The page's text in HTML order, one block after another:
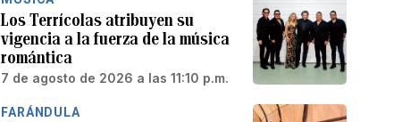
Los Terrícolas atribuyen su
vigencia a la fuerza de la música
romántica
7 de agosto de 2026 a las 11:10 p.m.
FARÁNDULA